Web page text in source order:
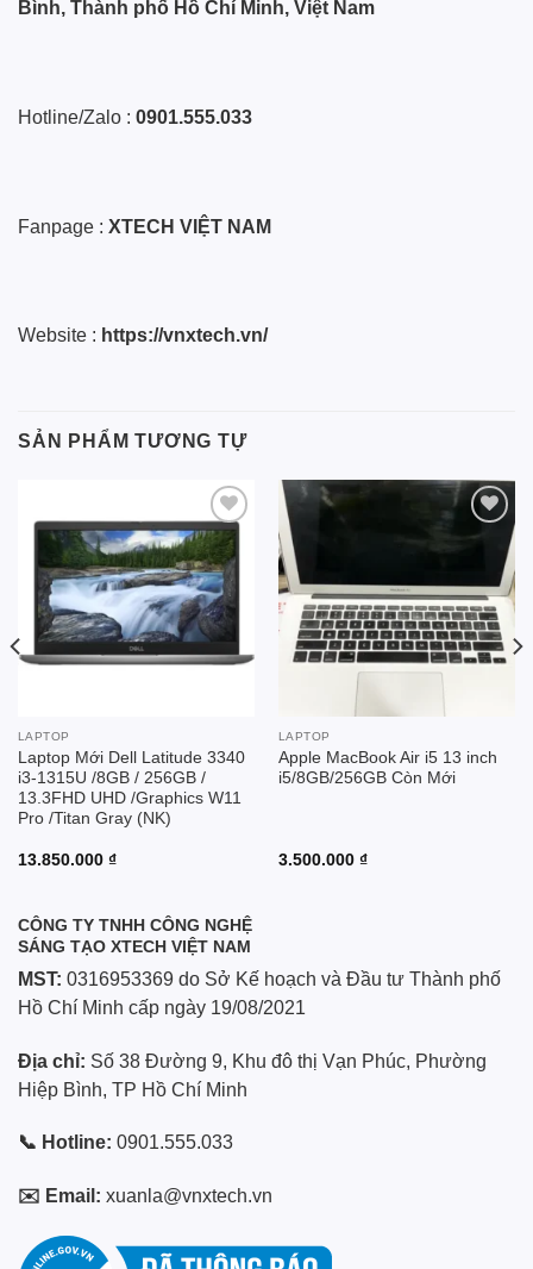
Bình, Thành phố Hồ Chí Minh, Việt Nam
Hotline/Zalo : 0901.555.033
Fanpage : XTECH VIỆT NAM
Website : https://vnxtech.vn/
SẢN PHẨM TƯƠNG TỰ
Add to
wishlist
LAPTOP
Laptop Mới Dell Latitude 3340
i3-1315U /8GB / 256GB /
13.3FHD UHD /Graphics W11
Pro /Titan Gray (NK)
13.850.000 ₫
Add to
LAPTOP
Apple MacBook Air i5 13 inch
i5/8GB/256GB Còn Mới
3.500.000 ₫
CÔNG TY TNHH CÔNG NGHỆ
SÁNG TẠO XTECH VIỆT NAM
MST: 0316953369 do Sở Kế hoạch và Đầu tư Thành phố
Hồ Chí Minh cấp ngày 19/08/2021
Địa chỉ: Số 38 Đường 9, Khu đô thị Vạn Phúc, Phường
Hiệp Bình, TP Hồ Chí Minh
📞 Hotline: 0901.555.033
✉️ Email: xuanla@vnxtech.vn